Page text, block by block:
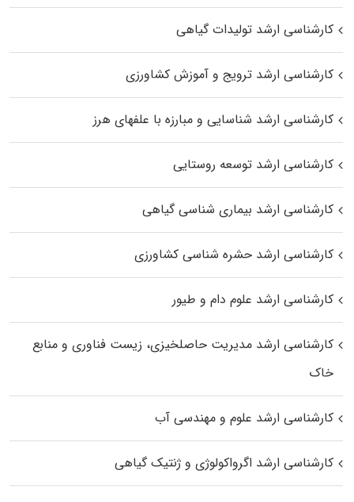
کارشناسی ارشد تولیدات گیاهی
کارشناسی ارشد ترویج و آموزش کشاورزی
کارشناسی ارشد شناسایی و مبارزه با علفهای هرز
کارشناسی ارشد توسعه روستایی
کارشناسی ارشد بیماری‌ شناسی گیاهی
کارشناسی ارشد حشره‌ شناسی کشاورزی
کارشناسی ارشد علوم دام و طیور
کارشناسی ارشد مدیریت حاصلخیزی، زیست فناوری و منابع
خاک
کارشناسی ارشد علوم و مهندسی آب
کارشناسی ارشد اگرواکولوژی و ژنتیک گیاهی